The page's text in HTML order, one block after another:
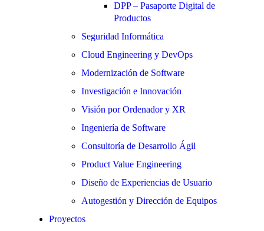
DPP – Pasaporte Digital de
Productos
Seguridad Informática
Cloud Engineering y DevOps
Modernización de Software
Investigación e Innovación
Visión por Ordenador y XR
Ingeniería de Software
Consultoría de Desarrollo Ágil
Product Value Engineering
Diseño de Experiencias de Usuario
Autogestión y Dirección de Equipos
Proyectos